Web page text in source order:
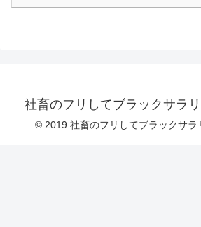
社畜のフリしてブラックサラ
© 2019 社畜のフリしてブラックサラ